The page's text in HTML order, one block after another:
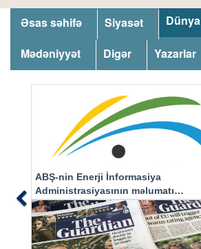
Əsas səhifə Siyasət Dünya
Mədəniyyət
Digər Yazarlar
ABŞ-nin Enerji İnformasiya
Administrasiyasının məlumatı
əsasında…
Previous